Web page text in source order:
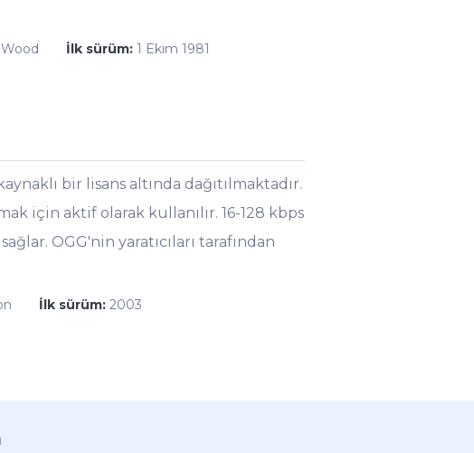
İlk sürüm: 1 Ekim 1981
bir lisans altında dağıtılmaktadır.
için aktif olarak kullanılır. 16-128 kbps
OGG'nin yaratıcıları tarafından
İlk sürüm: 2003